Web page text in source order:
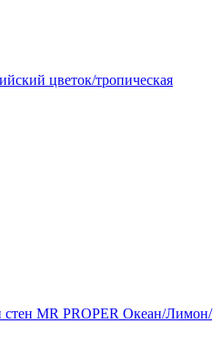
цветок/тропическая
стен MR PROPER Океан/Лимон/